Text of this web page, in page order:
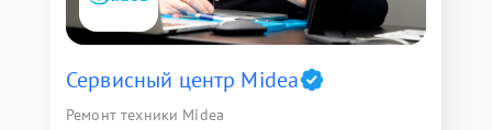
Сервисный центр Midea
Ремонт техники Midea